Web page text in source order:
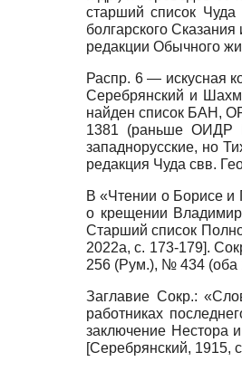
старший список
болгарского
редакции Обычного
Распр. 6 — искусная
Серебрянский и
найден список БАН,
1381 (раньше ОИДР
западнорусские, но
редакция Чуда свв.
В «Чтении о Борисе и
о крещении
Старший список
2022а, с. 173-179].
256 (Рум.), № 434 (оба
Заглавие Сокр.:
работниках
заключение Нестора
[Серебрянский, 1915,